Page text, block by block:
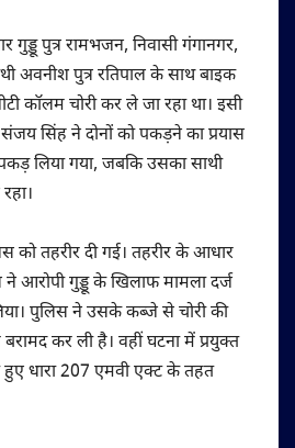
गुड्डू पुत्र रामभजन, निवासी गंगानगर,
अवनीश पुत्र रतिपाल के साथ बाइक
कॉलम चोरी कर ले जा रहा था। इसी
संजय सिंह ने दोनों को पकड़ने का प्रयास
लिया गया, जबकि उसका साथी
को तहरीर दी गई। तहरीर के आधार
ने आरोपी गुड्डू के खिलाफ मामला दर्ज
पुलिस ने उसके कब्जे से चोरी की
कर ली है। वहीं घटना में प्रयुक्त
धारा 207 एमवी एक्ट के तहत